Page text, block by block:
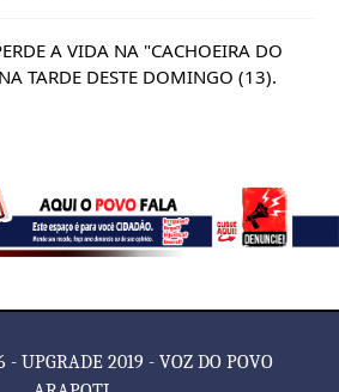
A VIDA NA "CACHOEIRA DO
TARDE DESTE DOMINGO (13).
UPGRADE 2019 - VOZ DO POVO